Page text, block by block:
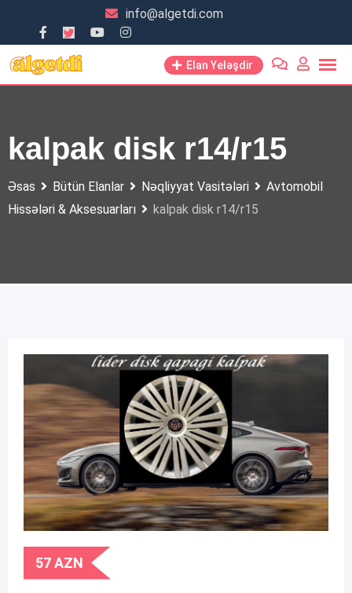
content
info@algetdi.com
Elan Yeləşdir
kalpak disk r14/r15
Əsas Bütün Elanlar Nəqliyyat Vasitələri
Avtomobil
Hissələri & Aksesuarları
kalpak disk r14/r15
57AZN